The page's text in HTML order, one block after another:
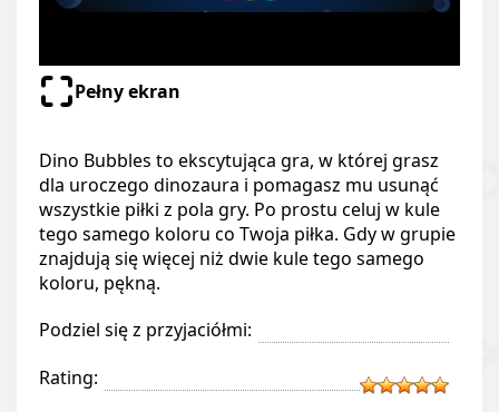
Pełny ekran
Dino Bubbles to ekscytująca gra, w której grasz
dla uroczego dinozaura i pomagasz mu usunąć
wszystkie piłki z pola gry. Po prostu celuj w kule
tego samego koloru co Twoja piłka. Gdy w grupie
znajdują się więcej niż dwie kule tego samego
koloru, pękną.
Podziel się z przyjaciółmi:
Rating: